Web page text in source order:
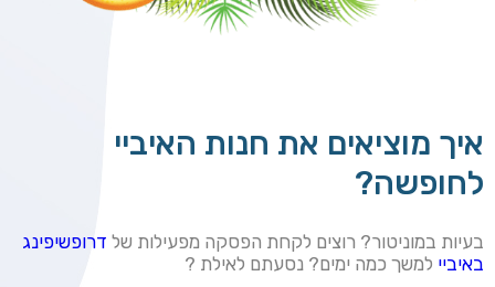
איך מוציאים את חנות האיביי
לחופשה?
בעיות במוניטור? רוצים לקחת הפסקה מפעילות של דרופשיפינג
באיביי למשך כמה ימים? נסעתם לאילת ?